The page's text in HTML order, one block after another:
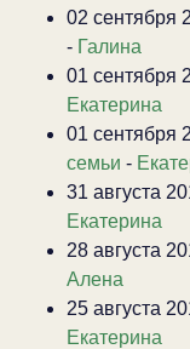
02 сентября
- Галина
01 сентября
Екатерина
01 сентября
семьи -
31 августа
Екатерина
28 августа
Алена
25 августа
Екатерина